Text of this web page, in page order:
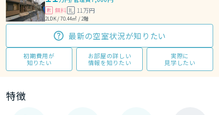
敷 無料 礼 11万円
2LDK / 70.44㎡ / 2階
最新の空室状況が知りたい
初期費用が
知りたい
お部屋の詳しい
情報を知りたい
実際に
見学したい
特徴